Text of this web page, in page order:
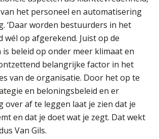
het personeel en automatisering
‘Daar worden bestuurders in het
wél op afgerekend. Juist op de
beleid op onder meer klimaat en
belangrijke factor in het
van de organisatie. Door het op te
en beloningsbeleid en er
over af te leggen laat je zien dat je
en dat je doet wat je zegt. Dat wekt
Van Gils.
Werven op klik is willekeurig. Zo
verminder je verloop structureel.
Buy & build: urenregistratie als
verborgen EBITDA-hefboom
ABN Amro slokt NIBC op: wat deze
overname zegt over de
veranderende financiële markt
Boekhoudlandschap sterk
gefragmenteerd, softwarekampioen
ontbreekt (nog) in Europa
Hoe Hoek en Blok het
EJP Financial Astronauts –